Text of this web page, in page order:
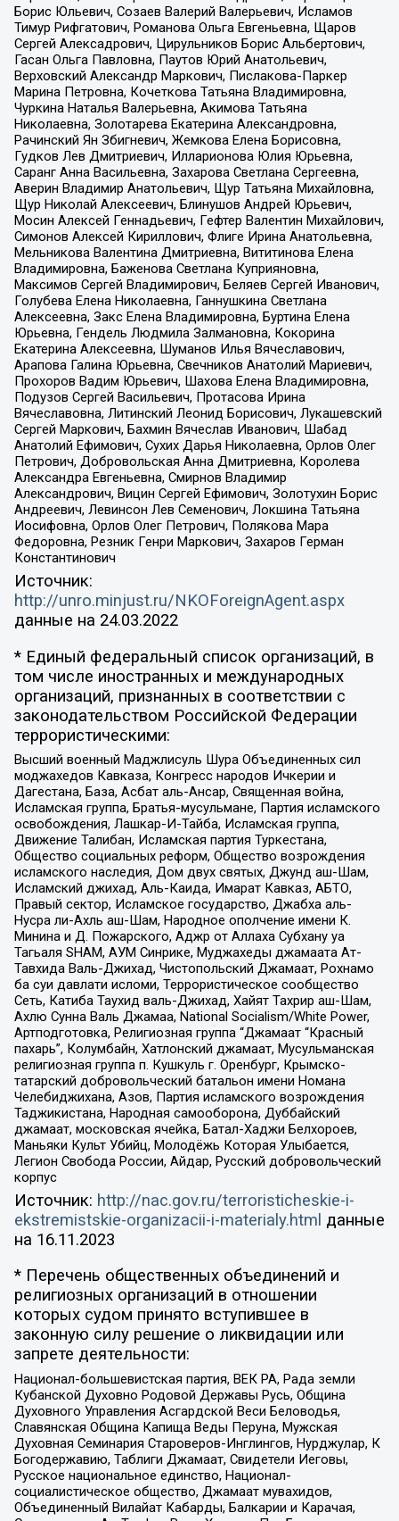
Борис Юльевич, Созаев Валерий Валерьевич, Исламов
Тимур Рифгатович, Романова Ольга Евгеньевна, Щаров
Сергей Алексадрович, Цирульников Борис Альбертович,
Гасан Ольга Павловна, Паутов Юрий Анатольевич,
Верховский Александр Маркович, Пислакова-Паркер
Марина Петровна, Кочеткова Татьяна Владимировна,
Чуркина Наталья Валерьевна, Акимова Татьяна
Николаевна, Золотарева Екатерина Александровна,
Рачинский Ян Збигневич, Жемкова Елена Борисовна,
Гудков Лев Дмитриевич, Илларионова Юлия Юрьевна,
Саранг Анна Васильевна, Захарова Светлана Сергеевна,
Аверин Владимир Анатольевич, Щур Татьяна Михайловна,
Щур Николай Алексеевич, Блинушов Андрей Юрьевич,
Мосин Алексей Геннадьевич, Гефтер Валентин Михайлович,
Симонов Алексей Кириллович, Флиге Ирина Анатольевна,
Мельникова Валентина Дмитриевна, Вититинова Елена
Владимировна, Баженова Светлана Куприяновна,
Максимов Сергей Владимирович, Беляев Сергей Иванович,
Голубева Елена Николаевна, Ганнушкина Светлана
Алексеевна, Закс Елена Владимировна, Буртина Елена
Юрьевна, Гендель Людмила Залмановна, Кокорина
Екатерина Алексеевна, Шуманов Илья Вячеславович,
Арапова Галина Юрьевна, Свечников Анатолий Мариевич,
Прохоров Вадим Юрьевич, Шахова Елена Владимировна,
Подузов Сергей Васильевич, Протасова Ирина
Вячеславовна, Литинский Леонид Борисович, Лукашевский
Сергей Маркович, Бахмин Вячеслав Иванович, Шабад
Анатолий Ефимович, Сухих Дарья Николаевна, Орлов Олег
Петрович, Добровольская Анна Дмитриевна, Королева
Александра Евгеньевна, Смирнов Владимир
Александрович, Вицин Сергей Ефимович, Золотухин Борис
Андреевич, Левинсон Лев Семенович, Локшина Татьяна
Иосифовна, Орлов Олег Петрович, Полякова Мара
Федоровна, Резник Генри Маркович, Захаров Герман
Константинович
Источник:
http://unro.minjust.ru/NKOForeignAgent.aspx
данные на 24.03.2022
* Единый федеральный список организаций, в
том числе иностранных и международных
организаций, признанных в соответствии с
законодательством Российской Федерации
террористическими:
Высший военный Маджлисуль Шура Объединенных сил
моджахедов Кавказа, Конгресс народов Ичкерии и
Дагестана, База, Асбат аль-Ансар, Священная война,
Исламская группа, Братья-мусульмане, Партия исламского
освобождения, Лашкар-И-Тайба, Исламская группа,
Движение Талибан, Исламская партия Туркестана,
Общество социальных реформ, Общество возрождения
исламского наследия, Дом двух святых, Джунд аш-Шам,
Исламский джихад, Аль-Каида, Имарат Кавказ, АБТО,
Правый сектор, Исламское государство, Джабха аль-
Нусра ли-Ахль аш-Шам, Народное ополчение имени К.
Минина и Д. Пожарского, Аджр от Аллаха Субхану уа
Тагьаля SHAM, АУМ Синрике, Муджахеды джамаата Ат-
Тавхида Валь-Джихад, Чистопольский Джамаат, Рохнамо
ба суи давлати исломи, Террористическое сообщество
Сеть, Катиба Таухид валь-Джихад, Хайят Тахрир аш-Шам,
Ахлю Сунна Валь Джамаа, National Socialism/White Power,
Артподготовка, Религиозная группа “Джамаат “Красный
пахарь”, Колумбайн, Хатлонский джамаат, Мусульманская
религиозная группа п. Кушкуль г. Оренбург, Крымско-
татарский добровольческий батальон имени Номана
Челебиджихана, Азов, Партия исламского возрождения
Таджикистана, Народная самооборона, Дуббайский
джамаат, московская ячейка, Батал-Хаджи Белхороев,
Маньяки Культ Убийц, Молодёжь Которая Улыбается,
Легион Свобода России, Айдар, Русский добровольческий
корпус
Источник: http://nac.gov.ru/terroristicheskie-i-
ekstremistskie-organizacii-i-materialy.html данные
на 16.11.2023
* Перечень общественных объединений и
религиозных организаций в отношении
которых судом принято вступившее в
законную силу решение о ликвидации или
запрете деятельности:
Национал-большевистская партия, ВЕК РА, Рада земли
Кубанской Духовно Родовой Державы Русь, Община
Духовного Управления Асгардской Веси Беловодья,
Славянская Община Капища Веды Перуна, Мужская
Духовная Семинария Староверов-Инглингов, Нурджулар, К
Богодержавию, Таблиги Джамаат, Свидетели Иеговы,
Русское национальное единство, Национал-
социалистическое общество, Джамаат мувахидов,
Объединенный Вилайат Кабарды, Балкарии и Карачая,